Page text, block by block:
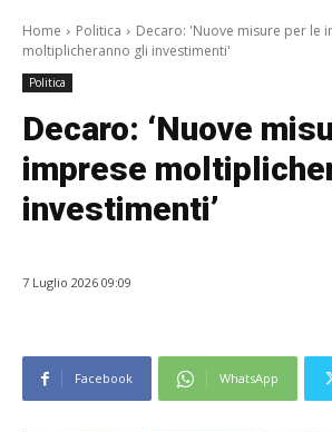
Home Politica
Decaro: 'Nuove misure per le
moltiplicheranno gli investimenti'
Politica
Decaro: ‘Nuove
imprese
investimenti’
7 Luglio 2026 09:09
Facebook WhatsApp